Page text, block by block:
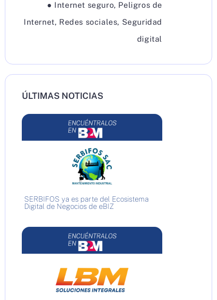
● Internet seguro, Peligros de
Internet, Redes sociales, Seguridad
digital
ÚLTIMAS NOTICIAS
SERBIFOS ya es parte del Ecosistema
Digital de Negocios de eBIZ